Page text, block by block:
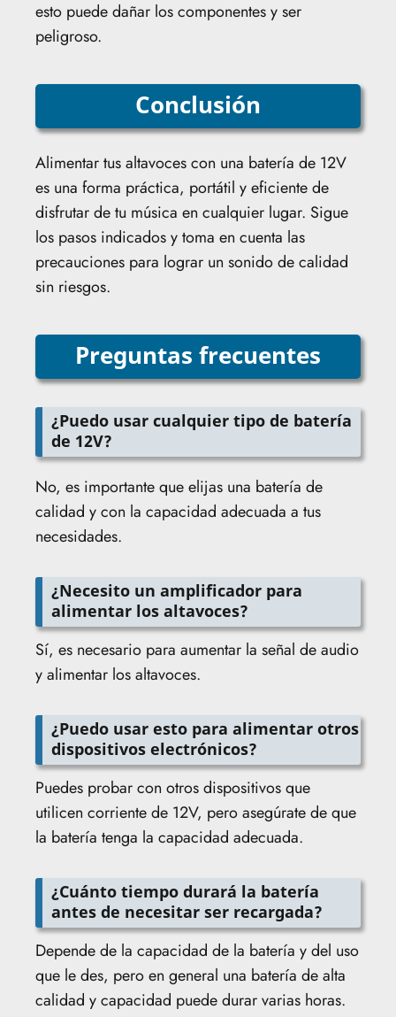
esto puede dañar los componentes y ser
peligroso.
Conclusión
Alimentar tus altavoces con una batería de 12V
es una forma práctica, portátil y eficiente de
disfrutar de tu música en cualquier lugar. Sigue
los pasos indicados y toma en cuenta las
precauciones para lograr un sonido de calidad
sin riesgos.
Preguntas frecuentes
¿Puedo usar cualquier tipo de batería
de 12V?
No, es importante que elijas una batería de
calidad y con la capacidad adecuada a tus
necesidades.
¿Necesito un amplificador para
alimentar los altavoces?
Sí, es necesario para aumentar la señal de audio
y alimentar los altavoces.
¿Puedo usar esto para alimentar otros
dispositivos electrónicos?
Puedes probar con otros dispositivos que
utilicen corriente de 12V, pero asegúrate de que
la batería tenga la capacidad adecuada.
¿Cuánto tiempo durará la batería
antes de necesitar ser recargada?
Depende de la capacidad de la batería y del uso
que le des, pero en general una batería de alta
calidad y capacidad puede durar varias horas.